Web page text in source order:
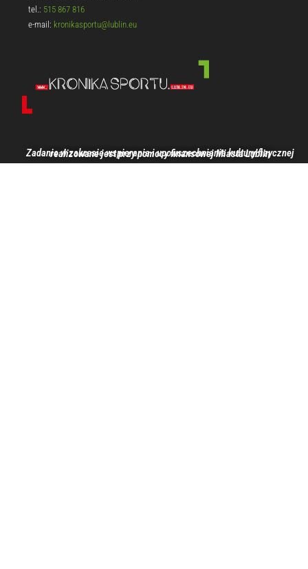
tel.: 515 867 816
e-mail: kronikasportu@lublin.eu
Zadanie w zakresie wspierania i upowszechniania kultury fizycznej realizowane jest przy pomocy finansowej Miasta Lublin